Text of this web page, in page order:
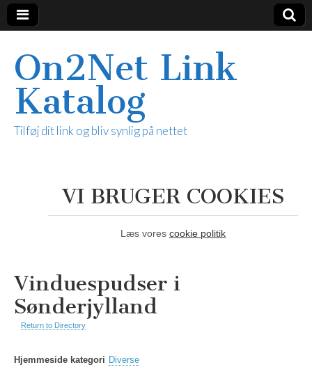
On2Net Link
Katalog
Tilføj dit link og bliv synlig på nettet
VI BRUGER COOKIES
Læs vores cookie politik
Vinduespudser i
Sønderjylland
Return to Directory
Hjemmeside kategori Diverse